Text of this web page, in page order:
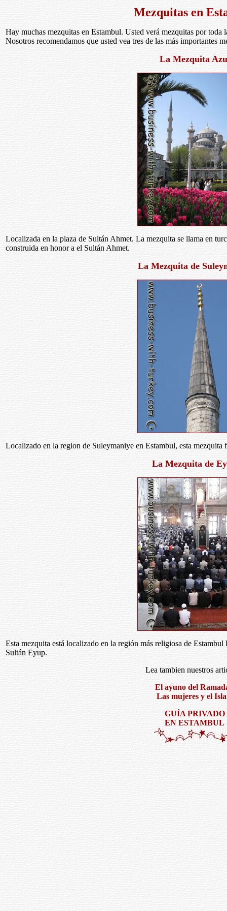
Mezquitas en
Hay muchas mezquitas en Estambul. Usted verá mezquitas por toda
Nosotros recomendamos que usted vea tres de las más importantes
La Mezquita
Localizada en la plaza de Sultán Ahmet. La mezquita se llama en
construida en honor a el Sultán Ahmet.
La Mezquita de
Localizado en la region de Suleymaniye en Estambul, esta
La Mezquita de
Esta mezquita está localizado en la región más religiosa de
Sultán Eyup.
Lea tambien nuestros
El ayuno del
Las mujeres y el
GUÍA PRIVADO
EN ESTAMBUL